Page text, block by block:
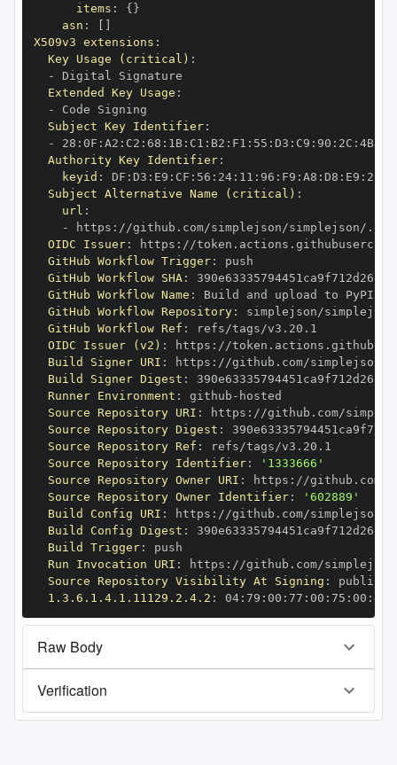
items : { }
asn :
X509v3 extensions :
Key Usage (critical) :
-
Extended Key Usage :
-
Subject Key Identifier:
-
28 : 0F : A2 : C2 : 68 : 1B: C1 : B2 : F1 : 55 : D3 : C9 : 90 : 2C : 4B:
Authority Key Identifier:
keyid : DF : D3 : E9 : CF : 56 : 24: 11 : 96 : F9 : A8 : D8 : E9 : 28
Subject Alternative Name (critical) :
url :
-
https : //github.com/simplejson/simplejson/
OIDC Issuer: https :
GitHub Workflow Trigger:
GitHub Workflow SHA:
GitHub Workflow Name :
GitHub Workflow Repository:
GitHub Workflow Ref :
OIDC Issuer (v2) : https :
Build Signer URI : https : //github.com/simplejson/
Build Signer Digest :
Runner Environment : github -
Source Repository URI : https :
Source Repository Digest :
Source Repository Ref :
Source Repository Identifier:
'1333666'
Source Repository Owner URI : https :
Source Repository Owner Identifier:
'602889'
Build Config URI : https : //github.com/simplejson/
Build Config Digest :
Build Trigger:
Run Invocation URI : https :
Source Repository Visibility At Signing :
1.3.6.1.4.1.11129.2.4.2 : 04: 79 : 00 : 77 : 00 : 75 : 00 : dd
Raw Body
Verification